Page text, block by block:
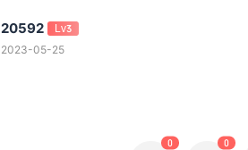
20592
Lv3
2023-05-25
0 0